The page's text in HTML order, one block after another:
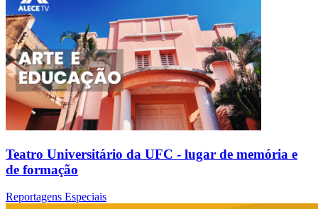
Teatro Universitário da UFC - lugar de memória e
de formação
Reportagens Especiais